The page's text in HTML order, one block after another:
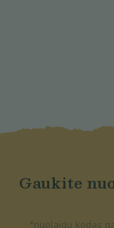
Gaukite
*nuolaidų kodas